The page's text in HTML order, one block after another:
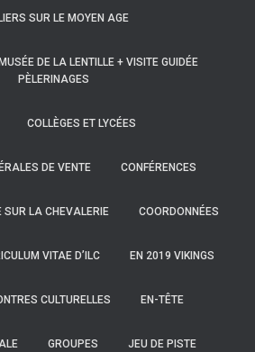
SUR LE MOYEN AGE
DE LA LENTILLE + VISITE GUIDÉE
PÈLERINAGES
COLLÈGES ET LYCÉES
DE VENTE CONFÉRENCES
SUR LA CHEVALERIE COORDONNÉES
VITAE D’ILC EN 2019 VIKINGS
CULTURELLES EN-TÊTE
GROUPES JEU DE PISTE